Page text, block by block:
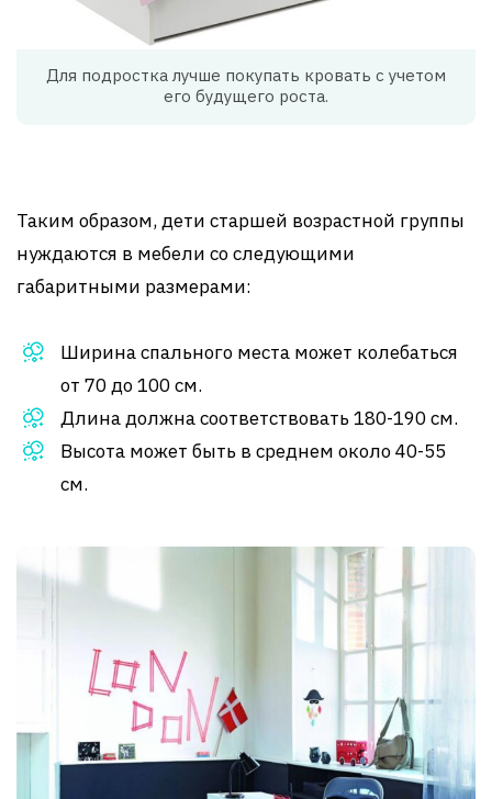
Для подростка лучше покупать кровать с учетом
его будущего роста.
Таким образом, дети старшей возрастной группы
нуждаются в мебели со следующими
габаритными размерами:
Ширина спального места может колебаться
от 70 до 100 см.
Длина должна соответствовать 180-190 см.
Высота может быть в среднем около 40-55
см.